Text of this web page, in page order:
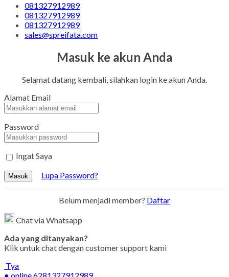
081327912989
081327912989
081327912989
sales@spreifata.com
Masuk ke akun Anda
Selamat datang kembali, silahkan login ke akun Anda.
Alamat Email
Password
Ingat Saya
Masuk Lupa Password?
Belum menjadi member? Daftar
Chat via Whatsapp
Ada yang ditanyakan?
Klik untuk chat dengan customer support kami
Tya